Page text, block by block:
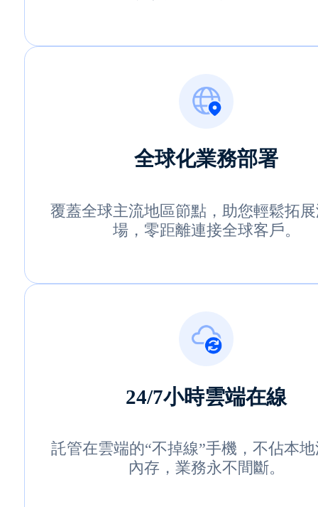
全球化業務部署
覆蓋全球主流地區節點，助您輕鬆拓
場，零距離連接全球客戶。
24/7小時雲端在線
託管在雲端的“不掉線”手機，不佔本
內存，業務永不間斷。